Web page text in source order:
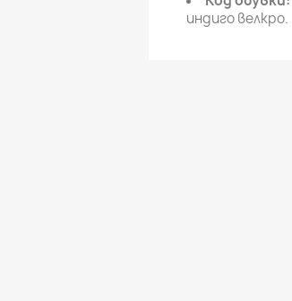
индиго велкро.